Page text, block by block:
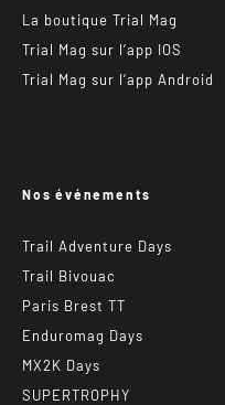
La boutique Trial Mag
Trial Mag sur l’app IOS
Trial Mag sur l’app Android
Nos événements
Trail Adventure Days
Trail Bivouac
Paris Brest TT
Enduromag Days
MX2K Days
SUPERTROPHY